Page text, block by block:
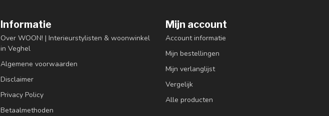
Informatie
Over WOON! | Interieurstylisten & woonwinkel
in Veghel
Algemene voorwaarden
Disclaimer
Privacy Policy
Betaalmethoden
Mijn account
Account informatie
Mijn bestellingen
Mijn verlanglijst
Vergelijk
Alle producten